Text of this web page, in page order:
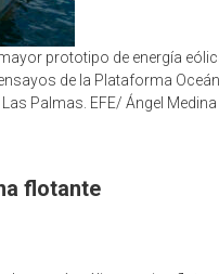
prototipo de energía
de la Plataforma
Palmas. EFE/ Ángel Medina
flotante